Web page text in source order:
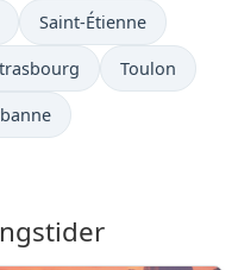
Saint-Étienne
Toulon